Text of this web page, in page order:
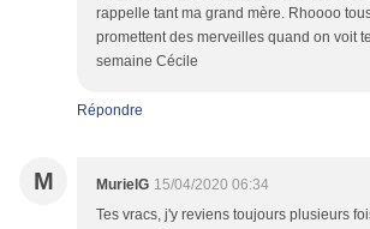
rappelle tant ma grand mère. Rhoooo
promettent des merveilles quand on voit
semaine Cécile
Répondre
M MurielG 15/04/2020 06:34
Tes vracs, j'y reviens toujours plusieurs